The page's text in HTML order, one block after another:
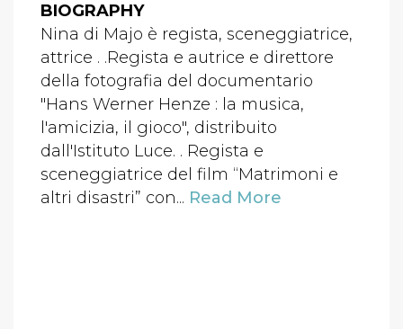
BIOGRAPHY
Nina di Majo è regista, sceneggiatrice,
attrice . .Regista e autrice e direttore
della fotografia del documentario
"Hans Werner Henze : la musica,
l'amicizia, il gioco", distribuito
dall'Istituto Luce. . Regista e
sceneggiatrice del film “Matrimoni e
altri disastri” con... Read More